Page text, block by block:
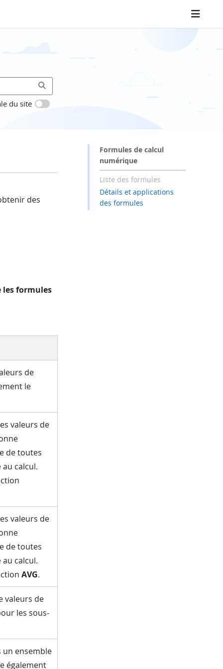
du site
Formules de calcul
numérique
Liste des formules
Détails et applications
des formules
des
les formules
de
le
valeurs de
de toutes
calcul.
valeurs de
de toutes
calcul.
AVG.
valeurs de
les sous-
un ensemble
également